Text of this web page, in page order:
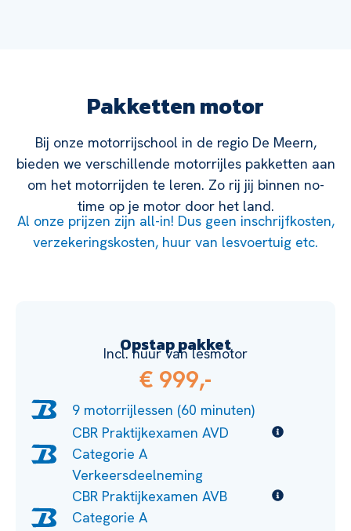
Pakketten motor
Bij onze motorrijschool in de regio De Meern,
bieden we verschillende motorrijles pakketten aan
om het motorrijden te leren. Zo rij jij binnen no-
time op je motor door het land.
Al onze prijzen zijn all-in! Dus geen inschrijfkosten,
verzekeringskosten, huur van lesvoertuig etc.
Opstap pakket
Incl. huur van lesmotor
€ 999,-
9 motorrijlessen (60 minuten)
CBR Praktijkexamen AVD
Categorie A
Verkeersdeelneming
CBR Praktijkexamen AVB
Categorie A